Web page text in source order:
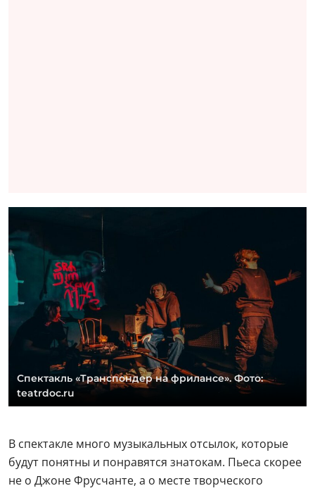
Спектакль «Транспондер на фрилансе». Фото:
teatrdoc.ru
В спектакле много музыкальных отсылок, которые
будут понятны и понравятся знатокам. Пьеса скорее
не о Джоне Фрусчанте, а о месте творческого